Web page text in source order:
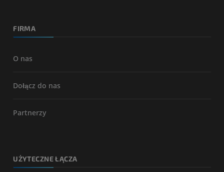
FIRMA
O nas
Dołącz do nas
Partnerzy
UŻYTECZNE ŁĄCZA